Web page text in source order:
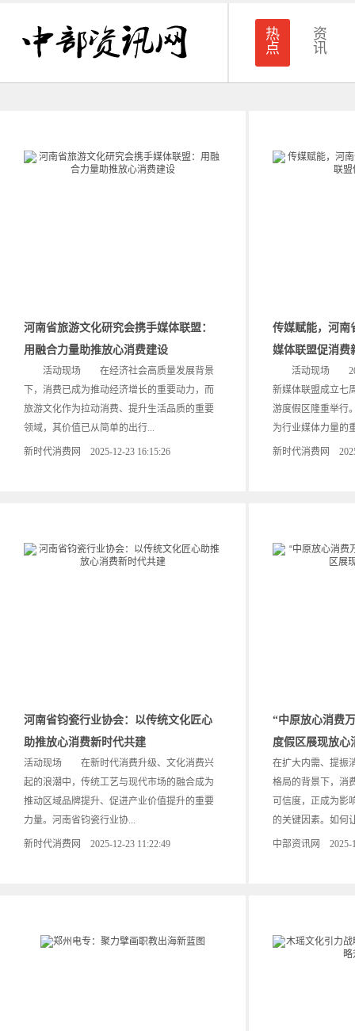
热
点
资
讯
河南省旅游文化研究会携手媒体联盟：
用融合力量助推放心消费建设
活动现场 在经济社会高质量发展背景
下，消费已成为推动经济增长的重要动力，而
旅游文化作为拉动消费、提升生活品质的重要
领域，其价值已从简单的出行...
新时代消费网 2025-12-23 16:15:26
传媒赋能，河南
媒体联盟促消费
活动现场 2025
新媒体联盟成立七
游度假区隆重举行
为行业媒体力量的
新时代消费网
河南省钧瓷行业协会：以传统文化匠心
助推放心消费新时代共建
活动现场 在新时代消费升级、文化消费兴
起的浪潮中，传统工艺与现代市场的融合成为
推动区域品牌提升、促进产业价值提升的重要
力量。河南省钧瓷行业协...
新时代消费网 2025-12-23 11:22:49
“中原放心消费
度假区展现放心
在扩大内需、提振
格局的背景下，消
可信度，正成为影
的关键因素。如何
中部资讯网 2025-